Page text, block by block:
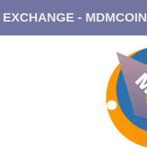
EXCHANGE - MDMCOIN